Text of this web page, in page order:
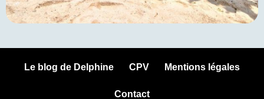
Le blog de Delphine CPV Mentions légales
Contact